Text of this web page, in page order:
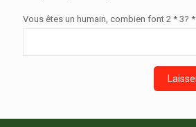
Vous êtes un humain, combien font 2 * 3? *